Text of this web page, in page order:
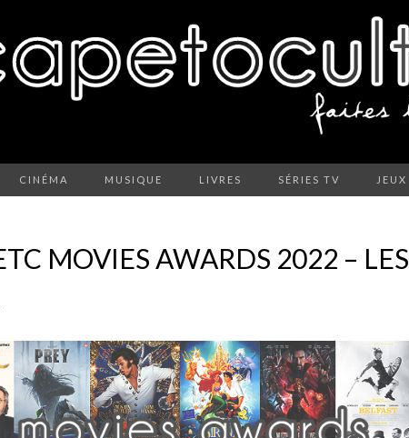
CINÉMA MUSIQUE LIVRES SÉRIES TV JEUX
MOVIES AWARDS 2022 – LES